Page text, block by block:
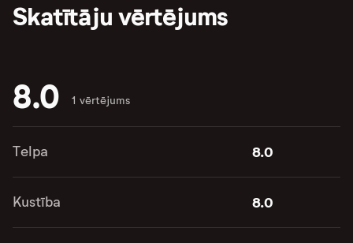
Skatītāju vērtējums
8.0 1 vērtējums
Telpa 8.0
Kustība 8.0